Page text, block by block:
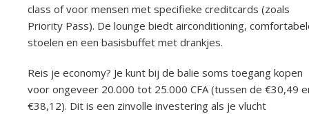
class of voor mensen met specifieke creditcards (zoals
Priority Pass). De lounge biedt airconditioning,
stoelen en een basisbuffet met drankjes.
Reis je economy? Je kunt bij de balie soms toegang kopen
voor ongeveer 20.000 tot 25.000 CFA (tussen de €30,49
€38,12). Dit is een zinvolle investering als je vlucht